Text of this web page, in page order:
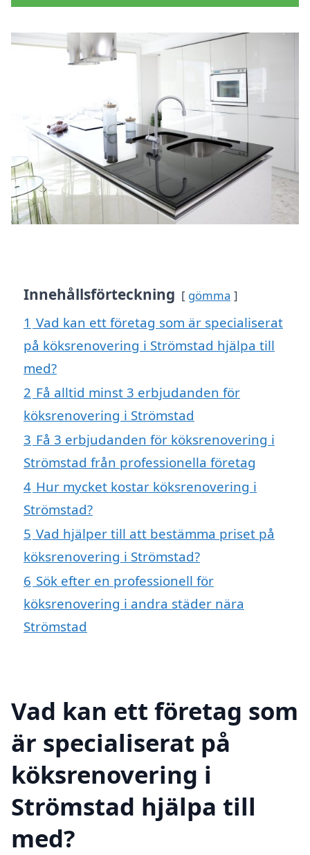
Innehållsförteckning gömma
1 Vad kan ett företag som är specialiserat
på köksrenovering i Strömstad hjälpa till
med?
2 Få alltid minst 3 erbjudanden för
köksrenovering i Strömstad
3 Få 3 erbjudanden för köksrenovering i
Strömstad från professionella företag
4 Hur mycket kostar köksrenovering i
Strömstad?
5 Vad hjälper till att bestämma priset på
köksrenovering i Strömstad?
6 Sök efter en professionell för
köksrenovering i andra städer nära
Strömstad
Vad kan ett företag som
är specialiserat på
köksrenovering i
Strömstad hjälpa till
med?